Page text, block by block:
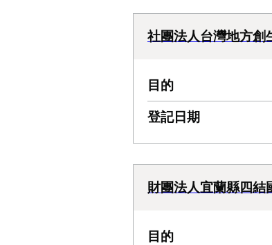
社團法人台灣地方創
目的
登記日期
財團法人宜蘭縣四結
目的